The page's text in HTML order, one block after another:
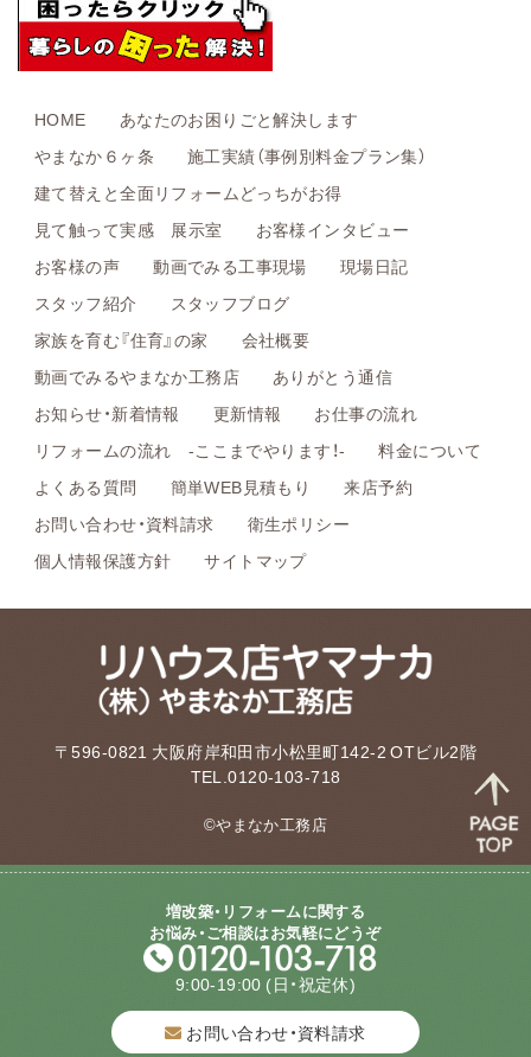
HOME
あなたのお困りごと解決します
やまなか６ヶ条
施工実績（事例別料金プラン集）
建て替えと全面リフォームどっちがお得
見て触って実感 展示室
お客様インタビュー
お客様の声
動画でみる工事現場
現場日記
スタッフ紹介
スタッフブログ
家族を育む『住育』の家
会社概要
動画でみるやまなか工務店
ありがとう通信
お知らせ・新着情報
更新情報
お仕事の流れ
リフォームの流れ -ここまでやります！-
料金について
よくある質問
簡単WEB見積もり
来店予約
お問い合わせ・資料請求
衛生ポリシー
個人情報保護方針
サイトマップ
〒596-0821 大阪府岸和田市小松里町142-2 OTビル2階
TEL.0120-103-718
©やまなか工務店
増改築・リフォームに関する
お悩み・ご相談はお気軽にどうぞ
9:00-19:00 (日・祝定休)
お問い合わせ・資料請求